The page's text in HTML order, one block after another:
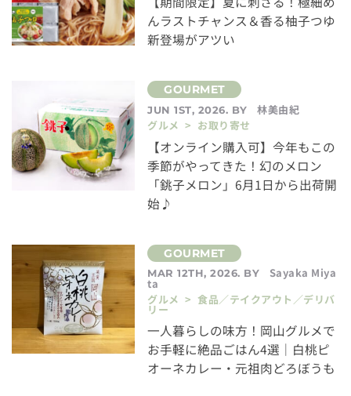
んラストチャンス＆香る柚子つゆ
新登場がアツい
JUN 1ST, 2026. BY
林美由紀
グルメ > お取り寄せ
【オンライン購入可】今年もこの
季節がやってきた！幻のメロン
「銚子メロン」6月1日から出荷開
始♪
MAR 12TH, 2026. BY Sayaka Miya
ta
グルメ > 食品／テイクアウト／デリバ
リー
一人暮らしの味方！岡山グルメで
お手軽に絶品ごはん4選｜白桃ピ
オーネカレー・元祖肉どろぼうも